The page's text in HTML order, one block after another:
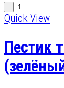
Quick View
Пестик